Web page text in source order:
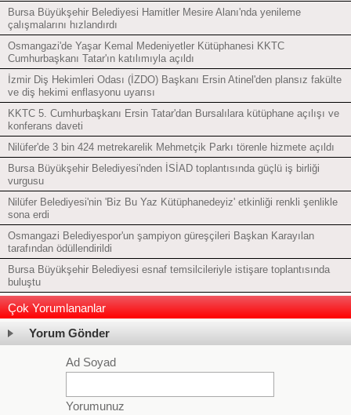
Bursa Büyükşehir Belediyesi Hamitler Mesire Alanı'nda yenileme
çalışmalarını hızlandırdı
Osmangazi'de Yaşar Kemal Medeniyetler Kütüphanesi KKTC
Cumhurbaşkanı Tatar'ın katılımıyla açıldı
İzmir Diş Hekimleri Odası (İZDO) Başkanı Ersin Atinel'den plansız fakülte
ve diş hekimi enflasyonu uyarısı
KKTC 5. Cumhurbaşkanı Ersin Tatar'dan Bursalılara kütüphane açılışı ve
konferans daveti
Nilüfer'de 3 bin 424 metrekarelik Mehmetçik Parkı törenle hizmete açıldı
Bursa Büyükşehir Belediyesi'nden İSİAD toplantısında güçlü iş birliği
vurgusu
Nilüfer Belediyesi'nin 'Biz Bu Yaz Kütüphanedeyiz' etkinliği renkli şenlikle
sona erdi
Osmangazi Belediyespor'un şampiyon güreşçileri Başkan Karayılan
tarafından ödüllendirildi
Bursa Büyükşehir Belediyesi esnaf temsilcileriyle istişare toplantısında
buluştu
Çok Yorumlananlar
Yorum Gönder
Ad Soyad
Yorumunuz